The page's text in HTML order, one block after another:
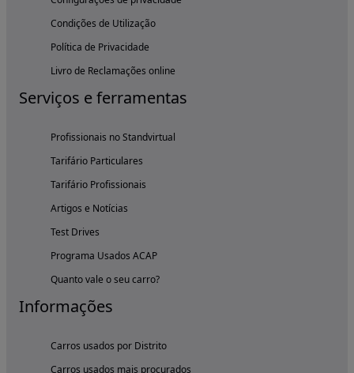
Condições de Utilização
Política de Privacidade
Livro de Reclamações online
Serviços e ferramentas
Profissionais no Standvirtual
Tarifário Particulares
Tarifário Profissionais
Artigos e Notícias
Test Drives
Programa Usados ACAP
Quanto vale o seu carro?
Informações
Carros usados por Distrito
Carros usados mais procurados